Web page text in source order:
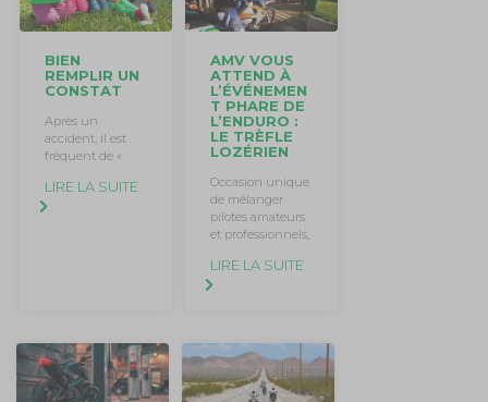
BIEN
REMPLIR UN
CONSTAT
Après un
accident, il est
fréquent de «
LIRE LA SUITE
AMV VOUS
ATTEND À
L’ÉVÉNEMEN
T PHARE DE
L’ENDURO :
LE TRÈFLE
LOZÉRIEN
Occasion unique
de mélanger
pilotes amateurs
et professionnels,
LIRE LA SUITE